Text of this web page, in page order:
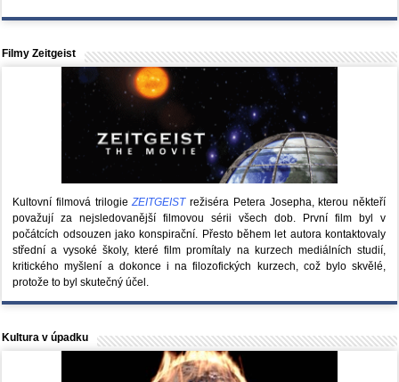
Filmy Zeitgeist
Kultovní filmová trilogieZEITGEISTrežiséra Petera Josepha, kterou někteří
považují za nejsledovanější filmovou sérii všech dob. První film byl v
počátcích odsouzen jako konspirační. Přesto během let autora kontaktovaly
střední a vysoké školy, které film promítaly na kurzech mediálních studií,
kritického myšlení a dokonce i na filozofických kurzech, což bylo skvělé,
protože to byl skutečný účel.
Kultura v úpadku